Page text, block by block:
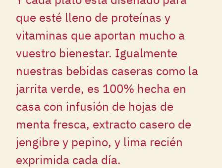
que esté lleno de proteínas y
vitaminas que aportan mucho a
vuestro bienestar. Igualmente
nuestras bebidas caseras como la
jarrita verde, es 100% hecha en
casa con infusión de hojas de
menta fresca, extracto casero de
jengibre y pepino, y lima recién
exprimida cada día.